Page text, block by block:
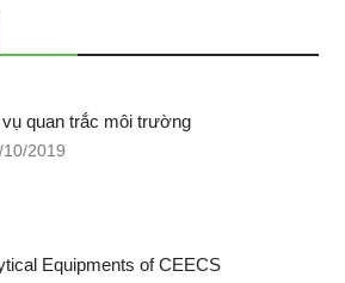
quan trắc môi trường
10/2019
Equipments of CEECS